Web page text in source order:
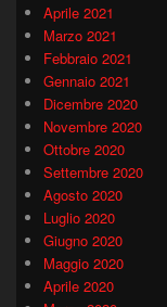
Aprile 2021
Marzo 2021
Febbraio 2021
Gennaio 2021
Dicembre 2020
Novembre 2020
Ottobre 2020
Settembre 2020
Agosto 2020
Luglio 2020
Giugno 2020
Maggio 2020
Aprile 2020